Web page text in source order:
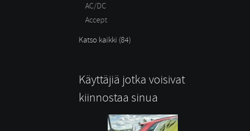
AC/DC
Accept
Katso kaikki (84)
Käyttäjiä jotka voisivat
kiinnostaa sinua